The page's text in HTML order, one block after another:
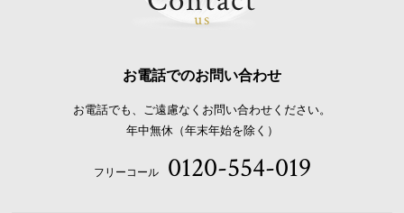
us
お電話でのお問い合わせ
お電話でも、ご遠慮なくお問い合わせください。
年中無休（年末年始を除く）
フリーコール 0120-554-019